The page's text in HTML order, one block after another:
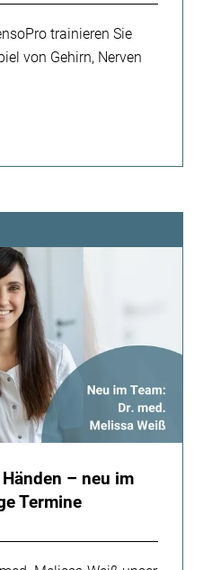
trainieren Sie
von Gehirn, Nerven
– neu im
Termine